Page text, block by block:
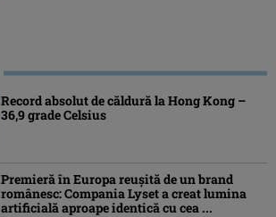
Record absolut de căldură la Hong Kong –
36,9 grade Celsius
Premieră în Europa reușită de un brand
românesc: Compania Lyset a creat lumina
artificială aproape identică cu cea ...